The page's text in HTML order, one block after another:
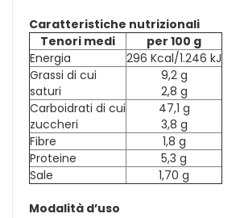
Caratteristiche nutrizionali
Tenori medi
per 100 g
Energia
296 Kcal/1.246 kJ
Grassi di cui
saturi
9,2 g
2,8 g
Carboidrati di cui
zuccheri
47,1 g
3,8 g
Fibre
1,8 g
Proteine
5,3 g
Sale
1,70 g
Modalità d’uso